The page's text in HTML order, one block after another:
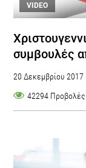
VIDEO
συμβουλές
20 Δεκεμβρίου 2017
42294 Προβολές